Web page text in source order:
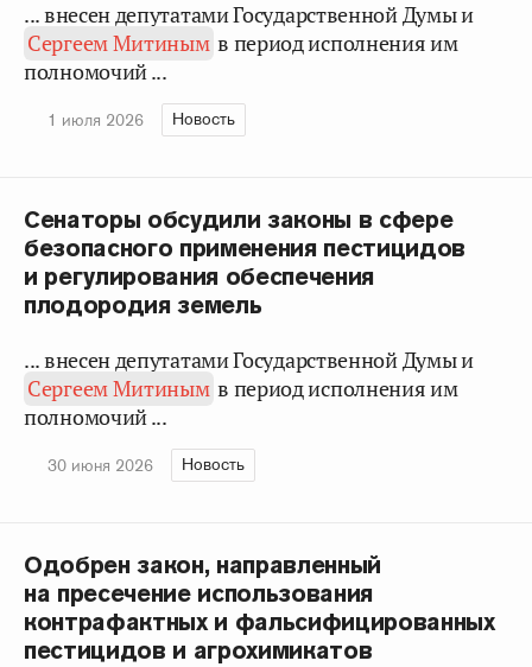
... внесен депутатами Государственной Думы и
Сергеем Митиным в период исполнения им
полномочий ...
1 июля 2026 Новость
Сенаторы обсудили законы в сфере
безопасного применения пестицидов
и регулирования обеспечения
плодородия земель
... внесен депутатами Государственной Думы и
Сергеем Митиным в период исполнения им
полномочий ...
30 июня 2026 Новость
Одобрен закон, направленный
на пресечение использования
контрафактных и фальсифицированных
пестицидов и агрохимикатов